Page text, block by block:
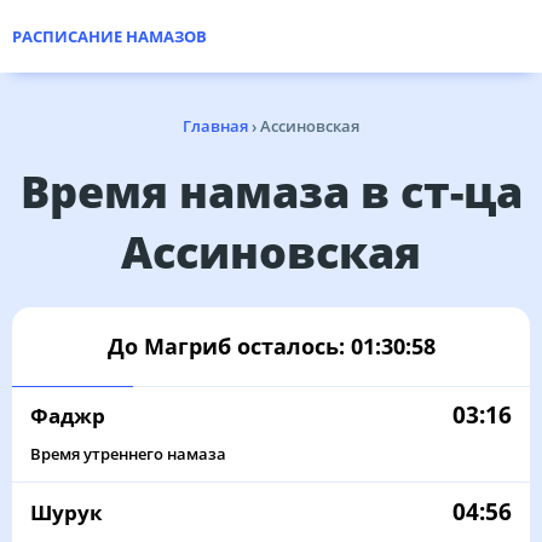
РАСПИСАНИЕ НАМАЗОВ
Главная›Ассиновская
Время намаза в ст-ца
Ассиновская
До Магриб осталось: 01:30:58
Фаджр 03:16
Время утреннего намаза
Шурук 04:56